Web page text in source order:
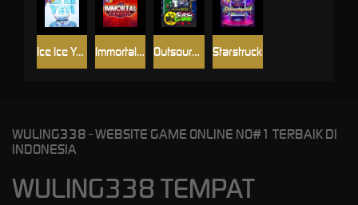
Starstruck
Immortal Fruits Outsourced: Slash Game
Ice Ice Yeti
WULING338 - WEBSITE GAME ONLINE NO#1 TERBAIK DI
INDONESIA
WULING338 TEMPAT